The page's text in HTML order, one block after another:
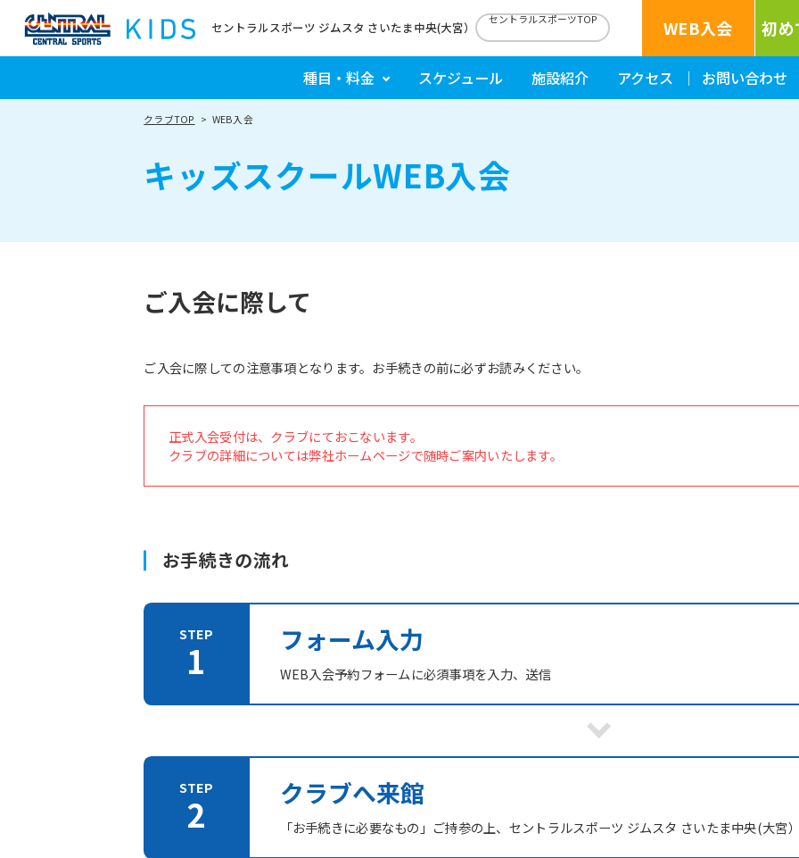
セントラルスポーツ ジムスタ さいたま中央(大宮） セントラルスポーツTOP WEB入会 初
種目・料金 スケジュール 施設紹介 アクセス お問い合わせ
クラブTOP WEB入会
キッズスクールWEB入会
ご入会に際して
ご入会に際しての注意事項となります。お手続きの前に必ずお読みください。
正式入会受付は、クラブにておこないます。
クラブの詳細については弊社ホームページで随時ご案内いたします。
お手続きの流れ
フォーム入力
WEB入会予約フォームに必須事項を入力、送信
クラブへ来館
「お手続きに必要なもの」ご持参の上、セントラルスポーツ ジムスタ さいたま中央(大宮